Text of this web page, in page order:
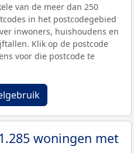
van de meer dan 250
in het postcodegebied
inwoners, huishoudens en
Klik op de postcode
voor die postcode te
woningen met